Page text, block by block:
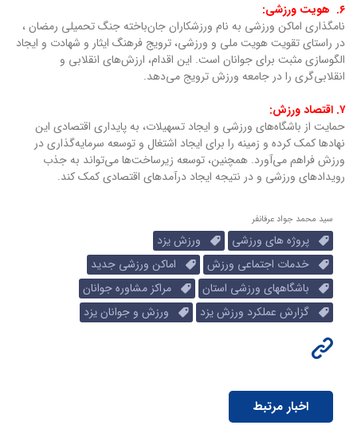
۶. هویت ورزشی:
نامگذاری اماکن ورزشی به نام ورزشکاران جان‌باخته جنگ تحمیلی رمضان ،
در راستای تقویت هویت ملی و ورزشی، ترویج فرهنگ ایثار و شهادت و ایجاد
الگوسازی مثبت برای جوانان است. این اقدام، ارزش‌های انقلابی و
انقلابی‌گری را در جامعه ورزش ترویج می‌دهد.
۷. اقتصاد ورزش:
حمایت از باشگاه‌های ورزشی و ایجاد تسهیلات، به پایداری اقتصادی این
نهادها کمک کرده و زمینه را برای ایجاد اشتغال و توسعه سرمایه‌گذاری در
ورزش فراهم می‌آورد. همچنین، توسعه زیرساخت‌ها می‌تواند به جذب
رویدادهای ورزشی و در نتیجه ایجاد درآمدهای اقتصادی کمک کند.
سید محمد جواد عرفانفر
پروژه های ورزشی
ورزش یزد
خدمات اجتماعی ورزش
اماکن ورزشی جدید
باشگاههای ورزشی استان
مراکز مشاوره جوانان
گزارش عملکرد ورزش یزد
ورزش و جوانان یزد
اخبار مرتبط